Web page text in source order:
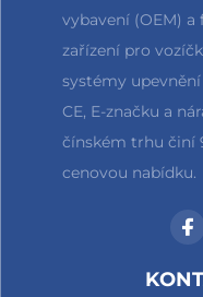
vybavení (OEM)
zařízení pro
systémy
CE, E-značku a
čínském trhu činí
cenovou nabídku.